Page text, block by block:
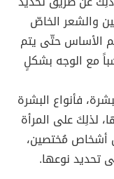
والشعر الخاصّ
الأساس حتّى يتم
مع الوجه بشكلٍ
فأنواع البشرة
لذلِكَ على المرأة
أشخاص مُختصين،
تحديد نوعها.